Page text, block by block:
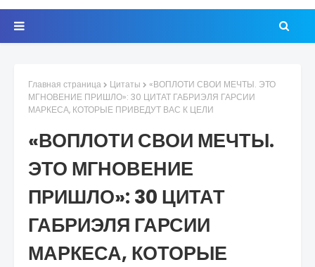
Главная страница Цитаты
«ВОПЛОТИ СВОИ МЕЧТЫ. ЭТО
МГНОВЕНИЕ ПРИШЛО»: 30 ЦИТАТ ГАБРИЭЛЯ ГАРСИИ
МАРКЕСА, КОТОРЫЕ ПРИВЕДУТ ВАС К ЦЕЛИ
«ВОПЛОТИ СВОИ МЕЧТЫ.
ЭТО МГНОВЕНИЕ
ПРИШЛО»: 30 ЦИТАТ
ГАБРИЭЛЯ ГАРСИИ
МАРКЕСА, КОТОРЫЕ